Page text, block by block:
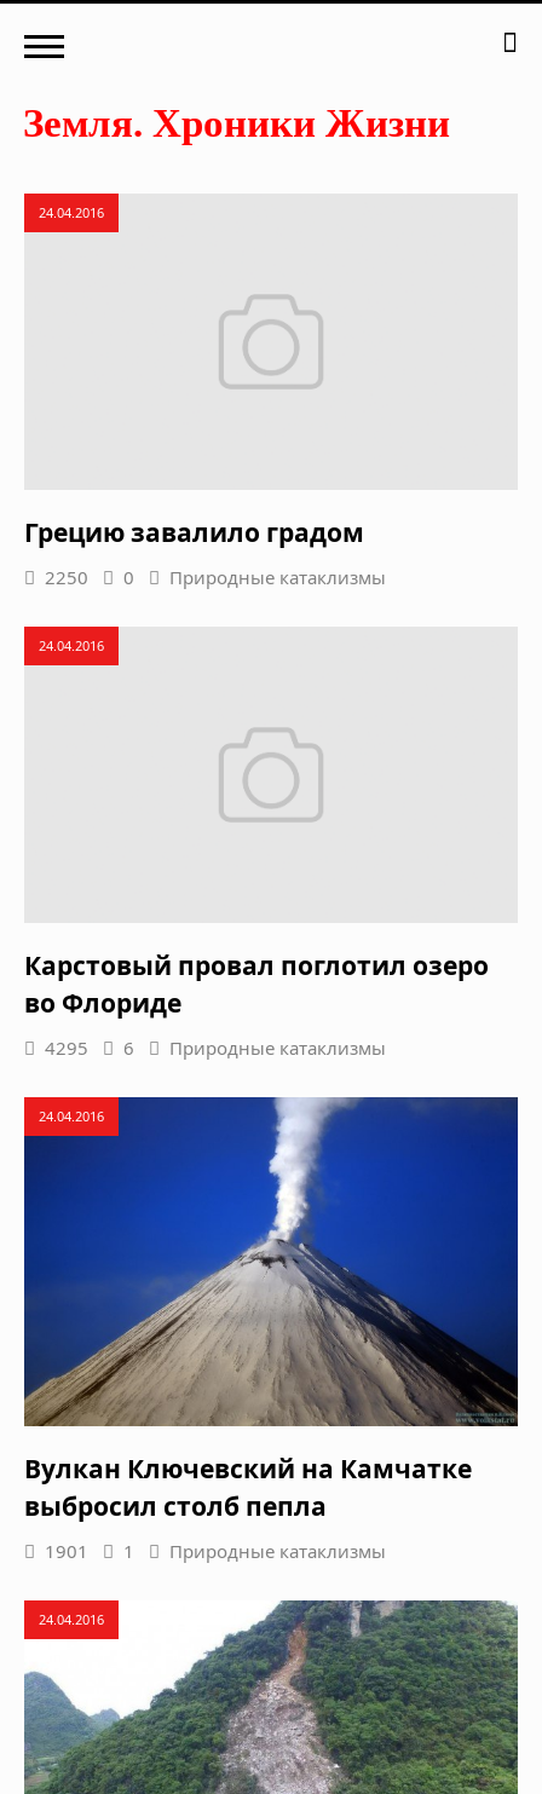
24.04.2016
Грецию завалило градом
2250 0 Природные катаклизмы
24.04.2016
Карстовый провал поглотил озеро
во Флориде
4295 6 Природные катаклизмы
24.04.2016
Вулкан Ключевский на Камчатке
выбросил столб пепла
1901 1 Природные катаклизмы
24.04.2016